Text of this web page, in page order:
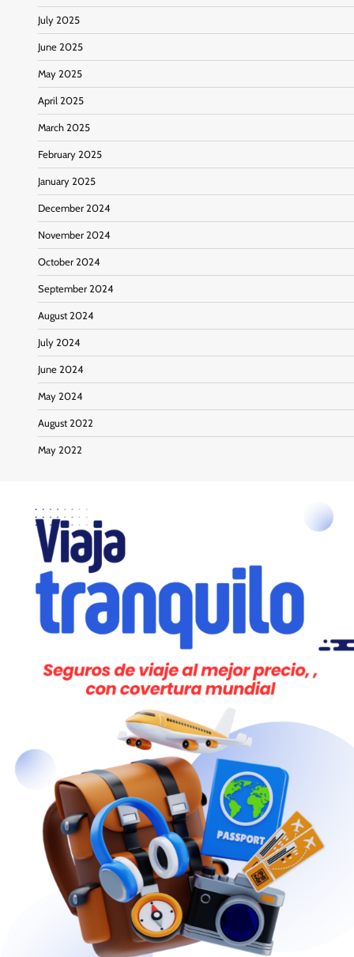
July 2025
June 2025
May 2025
April 2025
March 2025
February 2025
January 2025
December 2024
November 2024
October 2024
September 2024
August 2024
July 2024
June 2024
May 2024
August 2022
May 2022